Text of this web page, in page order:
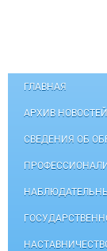
ГЛАВНАЯ
АРХИВ НОВОСТЕЙ
СВЕДЕНИЯ ОБ